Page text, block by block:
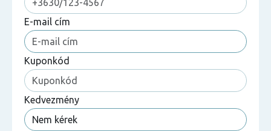
E-mail cím
Kuponkód
Kedvezmény